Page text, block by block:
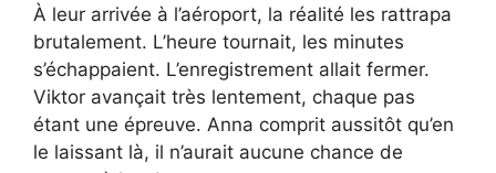
À leur arrivée à l’aéroport, la réalité les rattrapa
brutalement. L’heure tournait, les minutes
s’échappaient. L’enregistrement allait fermer.
Viktor avançait très lentement, chaque pas
étant une épreuve. Anna comprit aussitôt qu’en
le laissant là, il n’aurait aucune chance de